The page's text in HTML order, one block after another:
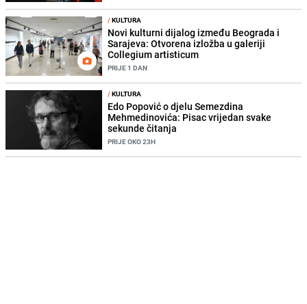
/KULTURA
Novi kulturni dijalog između Beograda i
Sarajeva: Otvorena izložba u galeriji
Collegium artisticum
PRIJE 1 DAN
/KULTURA
Edo Popović o djelu Semezdina
Mehmedinovića: Pisac vrijedan svake
sekunde čitanja
PRIJE OKO 23H